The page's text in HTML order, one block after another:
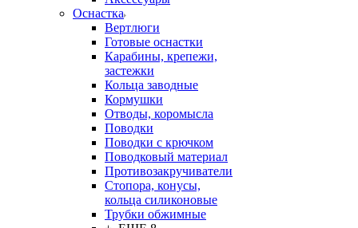
Оснастка
Вертлюги
Готовые оснастки
Карабины, крепежи,
застежки
Кольца заводные
Кормушки
Отводы, коромысла
Поводки
Поводки с крючком
Поводковый материал
Противозакручиватели
Стопора, конусы,
кольца силиконовые
Трубки обжимные